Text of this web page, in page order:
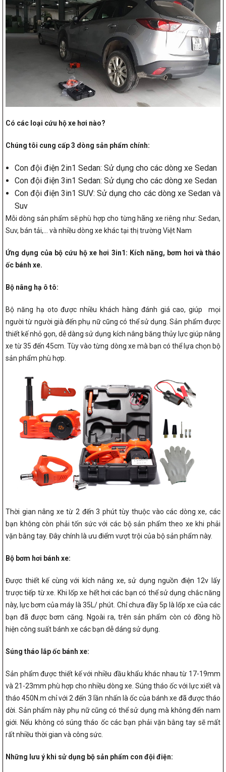
Có các loại cứu hộ xe hơi nào?
Chúng tôi cung cấp 3 dòng sản phẩm chính:
Con đội điện 2in1 Sedan: Sử dụng cho các dòng xe Sedan
Con đội điện 3in1 Sedan: Sử dụng cho các dòng xe Sedan
Con đội điện 3in1 SUV: Sử dụng cho các dòng xe Sedan và
Suv
Mỗi dòng sản phẩm sẽ phù hợp cho từng hãng xe riêng như: Sedan,
Suv, bán tải,… và nhiều dòng xe khác tại thị trường Việt Nam
Ứng dụng của bộ cứu hộ xe hơi 3in1: Kích năng, bơm hơi và tháo
ốc bánh xe.
Bộ nâng hạ ô tô:
Bộ năng hạ oto được nhiều khách hàng đánh giá cao, giúp mọi
người từ người già đến phụ nữ cũng có thể sử dụng. Sản phẩm được
thiết kế nhỏ gọn, dễ dàng sử dụng kích nâng băng thủy lực giúp nâng
xe từ 35 đến 45cm. Tùy vào từng dòng xe mà bạn có thể lựa chọn bộ
sản phẩm phù hợp.
Thời gian nâng xe từ 2 đến 3 phút tùy thuộc vào các dòng xe, các
bạn không còn phải tốn sức với các bộ sản phẩm theo xe khi phải
vặn bằng tay. Đây chính là ưu điểm vượt trội của bộ sản phẩm này.
Bộ bơm hơi bánh xe:
Được thiết kế cùng với kích nâng xe, sử dụng nguồn điện 12v lấy
trược tiếp từ xe. Khi lốp xe hết hơi các bạn có thể sử dụng chắc năng
này, lực bơm của máy là 35L/ phút. Chỉ chưa đầy 5p là lốp xe của các
bạn đã được bơm căng. Ngoài ra, trên sản phẩm còn có đồng hồ
hiện công suất bánh xe các bạn dễ dáng sử dụng.
Súng tháo lắp ốc bánh xe:
Sản phẩm được thiết kế với nhiều đầu khẩu khác nhau từ 17-19mm
và 21-23mm phù hợp cho nhiều dòng xe. Súng tháo ốc với lực xiết và
tháo 450N.m chỉ với 2 đến 3 lần nhấn là ốc của bánh xe đã được tháo
dời. Sản phẩm này phụ nữ cũng có thể sử dụng mà không đến nam
giới. Nếu không có súng tháo ốc các bạn phải vặn bằng tay sẽ mất
rất nhiều thời gian và công sức.
Những lưu ý khi sử dụng bộ sản phẩm con đội điện: